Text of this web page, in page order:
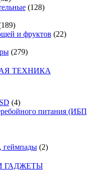
(128)
и фруктов (22)
(279)
ТЕХНИКА
(4)
питания
геймпады (2)
ГАДЖЕТЫ